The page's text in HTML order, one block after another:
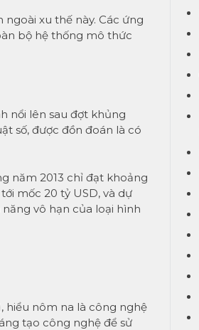
xu thế này. Các ứng
bộ hệ thống mô thức
nổi lên sau đợt khủng
số, được đồn đoán là có
năm 2013 chỉ đạt khoảng
mốc 20 tỷ USD, và dự
vô hạn của loại hình
hiểu nôm na là công nghệ
tạo công nghệ để sử